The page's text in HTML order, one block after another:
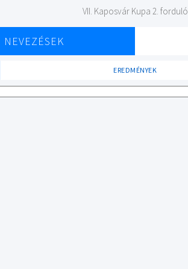
VII. Kaposvár Kupa 2. forduló
NEVEZÉSEK
EREDMÉNYEK